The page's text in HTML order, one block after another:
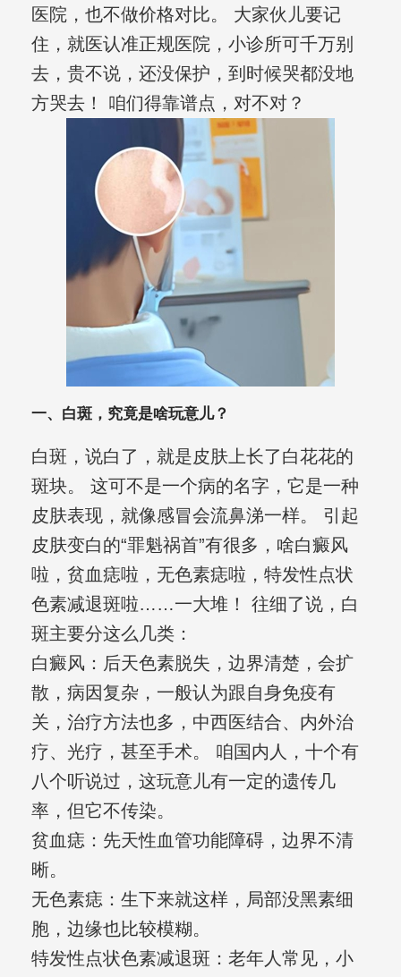
医院，也不做价格对比。 大家伙儿要记
住，就医认准正规医院，小诊所可千万别
去，贵不说，还没保护，到时候哭都没地
方哭去！ 咱们得靠谱点，对不对？
一、白斑，究竟是啥玩意儿？
白斑，说白了，就是皮肤上长了白花花的
斑块。 这可不是一个病的名字，它是一种
皮肤表现，就像感冒会流鼻涕一样。 引起
皮肤变白的“罪魁祸首”有很多，啥白癜风
啦，贫血痣啦，无色素痣啦，特发性点状
色素减退斑啦……一大堆！ 往细了说，白
斑主要分这么几类：
白癜风：后天色素脱失，边界清楚，会扩
散，病因复杂，一般认为跟自身免疫有
关，治疗方法也多，中西医结合、内外治
疗、光疗，甚至手术。 咱国内人，十个有
八个听说过，这玩意儿有一定的遗传几
率，但它不传染。
贫血痣：先天性血管功能障碍，边界不清
晰。
无色素痣：生下来就这样，局部没黑素细
胞，边缘也比较模糊。
特发性点状色素减退斑：老年人常见，小